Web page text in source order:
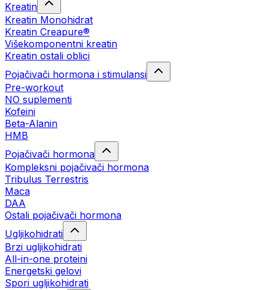
Kreatin
Kreatin Monohidrat
Kreatin Creapure®
Višekomponentni kreatin
Kreatin ostali oblici
Pojačivači hormona i stimulansi
Pre-workout
NO suplementi
Kofeini
Beta-Alanin
HMB
Pojačivači hormona
Kompleksni pojačivači hormona
Tribulus Terrestris
Maca
DAA
Ostali pojačivači hormona
Ugljikohidrati
Brzi ugljikohidrati
All-in-one proteini
Energetski gelovi
Spori ugljikohidrati